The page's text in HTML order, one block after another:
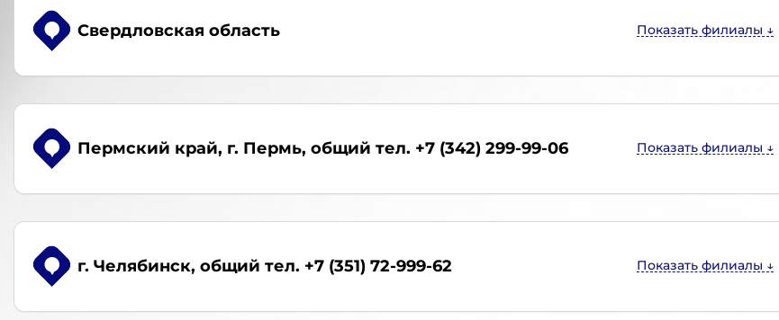
Свердловская область
Пермский край, г. Пермь, общий тел. +7 (342) 299-99-06
г. Челябинск, общий тел. +7 (351) 72-999-62